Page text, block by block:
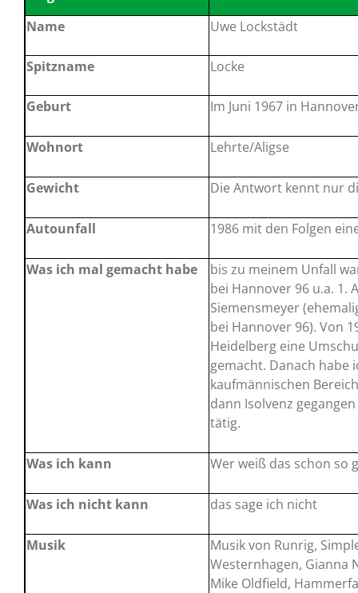
Name
Uwe Lockstädt
Spitzname Locke
Geburt Im Juni 1967 in
Wohnort Lehrte/Aligse
Gewicht Die Antwort kennt nur
Autounfall 1986 mit den Folgen
Was ich mal gemacht habe
bis zu meinem Unfall
bei Hannover 96 u.a. 1.
Siemensmeyer
bei Hannover 96). Von
Heidelberg eine
gemacht. Danach habe
kaufmännischen
dann Isolvenz
tätig.
Was ich kann Wer weiß das schon so
Was ich nicht kann das sage ich nicht
Musik
Musik von Runrig,
Westernhagen, Gianna
Mike Oldfield,